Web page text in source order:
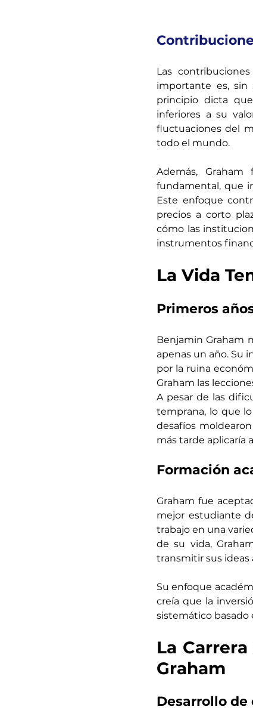
Las
importante es,
principio dicta
inferiores a su
fluctuaciones del
todo el mundo.
Además,
fundamental, que
Este enfoque
precios a corto
cómo las
instrumentos
La Vida
Primeros
Benjamin Graham
apenas un año. Su
por la ruina
Graham las
A pesar de las
temprana, lo que
desafíos
más tarde aplicaría
Formación
Graham fue
mejor estudiante
trabajo en una
de su vida,
transmitir sus ideas
Su enfoque
creía que la
sistemático basado
La
Graham
Desarrollo